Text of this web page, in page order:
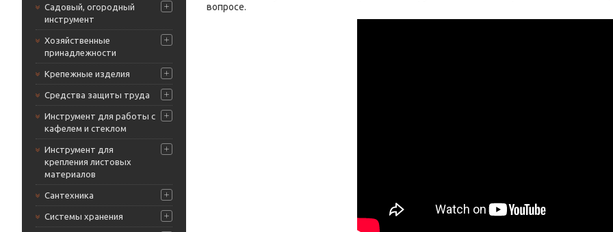
Садовый, огородный
инструмент
Хозяйственные
принадлежности
Крепежные изделия
Средства защиты труда
Инструмент для работы с
кафелем и стеклом
Инструмент для
крепления листовых
материалов
Сантехника
Системы хранения
вопросе.